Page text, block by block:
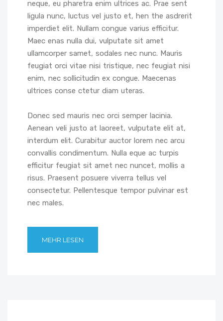
neque, eu pharetra enim ultrices ac. Prae sent
ligula nunc, luctus vel justo et, hen the asdrerit
imperdiet elit. Nullam congue varius efficitur.
Maec enas nulla dui, vulputate sit amet
ullamcorper samet, sodales nec nunc. Mauris
feugiat orci vitae nisi tristique, nec feugiat nisi
enim, nec sollicitudin ex congue. Maecenas
ultrices conse ctetur diam uteras.
Donec sed mauris nec orci semper lacinia.
Aenean veli justo at laoreet, vulputate elit at,
interdum elit. Curabitur auctor lorem nec arcu
convallis condimentum. Nulla eque ac turpis
efficitur feugiat sit amet nec nuncet, mollis a
risus. Praesent posuere viverra tellus vel
consectetur. Pellentesque tempor pulvinar est
nec males.
MEHR LESEN